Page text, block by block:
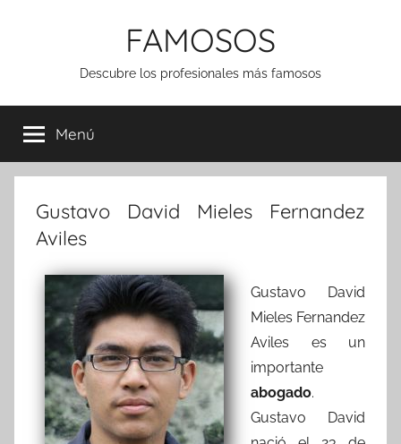
FAMOSOS
Descubre los profesionales más famosos
Menú
Gustavo David Mieles Fernandez
Aviles
Gustavo David
Mieles Fernandez
Aviles es un
importante
abogado.
Gustavo David